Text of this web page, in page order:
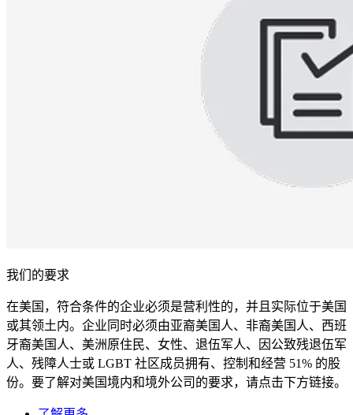
我们的要求
在美国，符合条件的企业必须是营利性的，并且实际位于美国
或其领土内。企业同时必须由亚裔美国人、非裔美国人、西班
牙裔美国人、美洲原住民、女性、退伍军人、因公致残退伍军
人、残障人士或 LGBT 社区成员拥有、控制和经营 51% 的股
份。要了解对美国境内和境外公司的要求，请点击下方链接。